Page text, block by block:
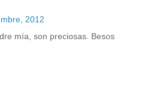
2012
mía, son preciosas. Besos